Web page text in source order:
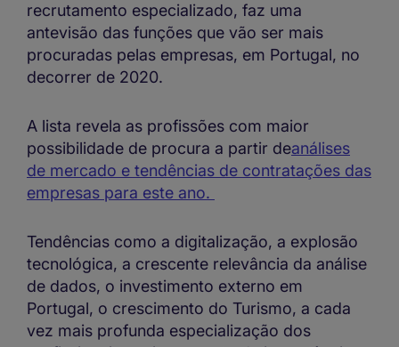
recrutamento especializado, faz uma
antevisão das funções que vão ser mais
procuradas pelas empresas, em Portugal, no
decorrer de 2020.
A lista revela as profissões com maior
possibilidade de procura a partir deanálises
de mercado e tendências de contratações das
empresas para este ano.
Tendências como a digitalização, a explosão
tecnológica, a crescente relevância da análise
de dados, o investimento externo em
Portugal, o crescimento do Turismo, a cada
vez mais profunda especialização dos